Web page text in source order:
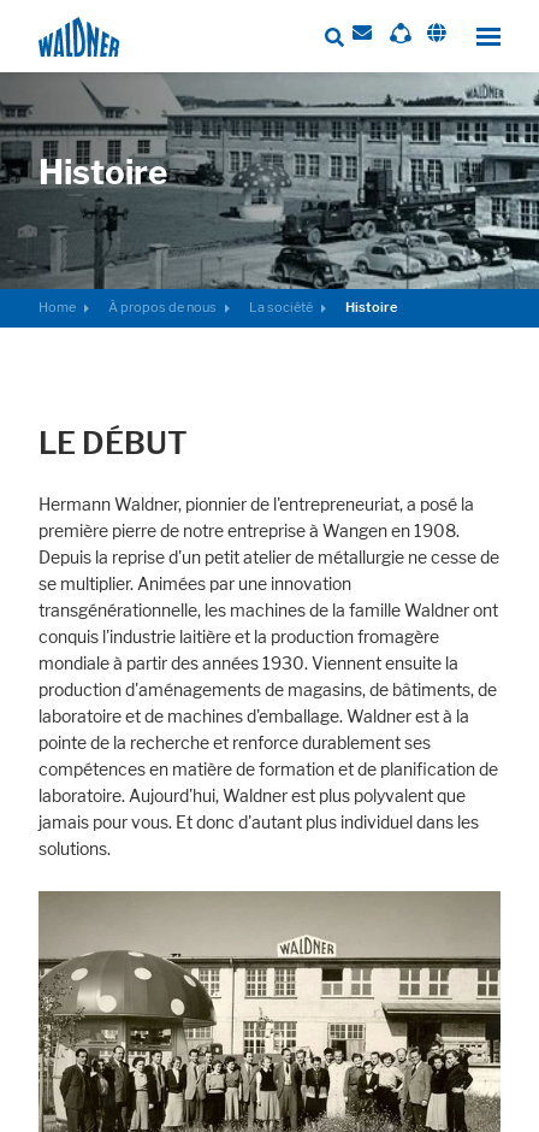
Histoire
Home À propos de nous La société Histoire
LE DÉBUT
Hermann Waldner, pionnier de l'entrepreneuriat, a posé la
première pierre de notre entreprise à Wangen en 1908.
Depuis la reprise d'un petit atelier de métallurgie ne cesse de
se multiplier. Animées par une innovation
transgénérationnelle, les machines de la famille Waldner ont
conquis l'industrie laitière et la production fromagère
mondiale à partir des années 1930. Viennent ensuite la
production d'aménagements de magasins, de bâtiments, de
laboratoire et de machines d'emballage. Waldner est à la
pointe de la recherche et renforce durablement ses
compétences en matière de formation et de planification de
laboratoire. Aujourd'hui, Waldner est plus polyvalent que
jamais pour vous. Et donc d'autant plus individuel dans les
solutions.
Required
These cookies are needed to let the basic page functionallity work
correctly.
Consent Information
Statistic cookies anonymize your data and use it. These information will
help us to learn, how the users are using our website.
Consent Information